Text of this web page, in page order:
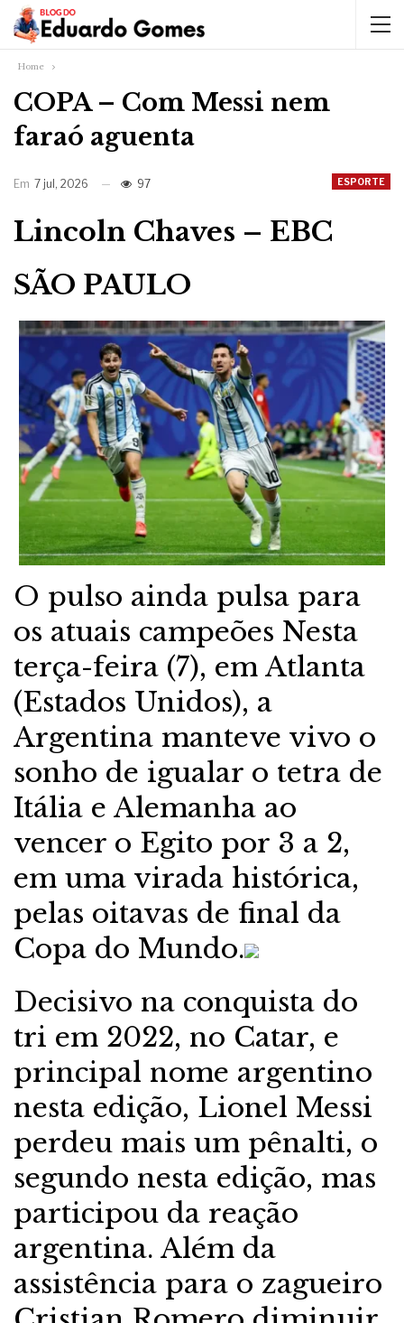
Home
COPA – Com Messi nem
faraó aguenta
ESPORTE
Em 7 jul, 2026 97
Lincoln Chaves – EBC
SÃO PAULO
O pulso ainda pulsa para
os atuais campeões Nesta
terça-feira (7), em Atlanta
(Estados Unidos), a
Argentina manteve vivo o
sonho de igualar o tetra de
Itália e Alemanha ao
vencer o Egito por 3 a 2,
em uma virada histórica,
pelas oitavas de final da
Copa do Mundo.
Decisivo na conquista do
tri em 2022, no Catar, e
principal nome argentino
nesta edição, Lionel Messi
perdeu mais um pênalti, o
segundo nesta edição, mas
participou da reação
argentina. Além da
assistência para o zagueiro